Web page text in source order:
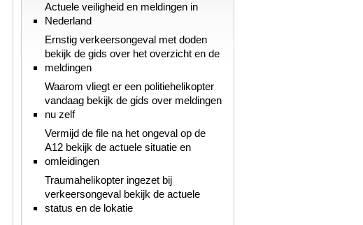
Actuele veiligheid en meldingen in
Nederland
Ernstig verkeersongeval met doden
bekijk de gids over het overzicht en de
meldingen
Waarom vliegt er een politiehelikopter
vandaag bekijk de gids over meldingen
nu zelf
Vermijd de file na het ongeval op de
A12 bekijk de actuele situatie en
omleidingen
Traumahelikopter ingezet bij
verkeersongeval bekijk de actuele
status en de lokatie